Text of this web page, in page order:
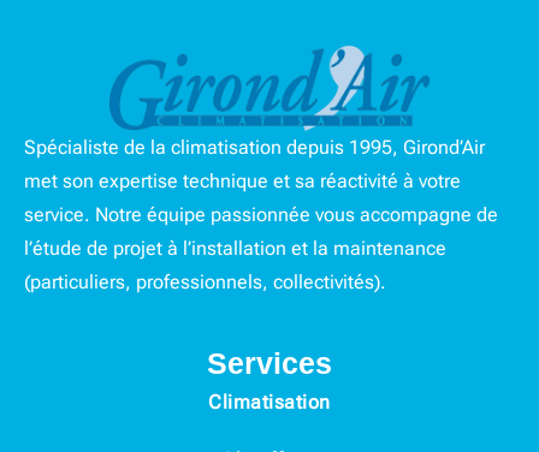
Spécialiste de la climatisation depuis 1995, Girond’Air
met son expertise technique et sa réactivité à votre
service. Notre équipe passionnée vous accompagne de
l’étude de projet à l’installation et la maintenance
(particuliers, professionnels, collectivités).
Services
Climatisation